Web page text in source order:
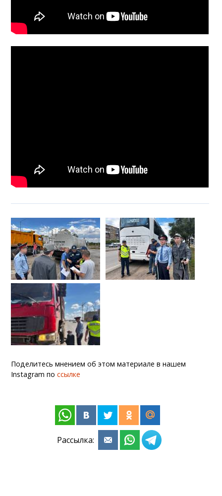
Поделитесь мнением об этом материале в нашем
Instagram поссылке
Рассылка: